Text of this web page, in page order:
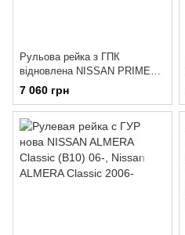
Рульова рейка з ГПК
відновлена NISSAN PRIMERA
(P12) 02- NI212R
7 060 грн